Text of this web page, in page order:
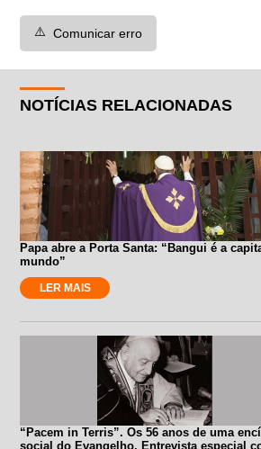
⚠️ Comunicar erro
NOTÍCIAS RELACIONADAS
Papa abre a Porta Santa: “Bangui é a
mundo”
LER MAIS
“Pacem in Terris”. Os 56 anos de uma
social do Evangelho. Entrevista especial